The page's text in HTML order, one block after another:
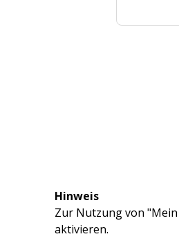
Hinweis
Zur Nutzung von
aktivieren.